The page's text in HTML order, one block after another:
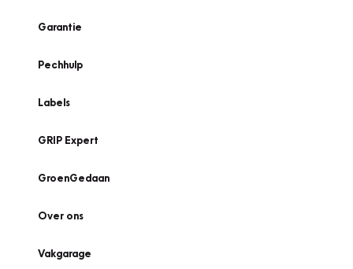
Garantie
Pechhulp
Labels
GRIP Expert
GroenGedaan
Over ons
Vakgarage